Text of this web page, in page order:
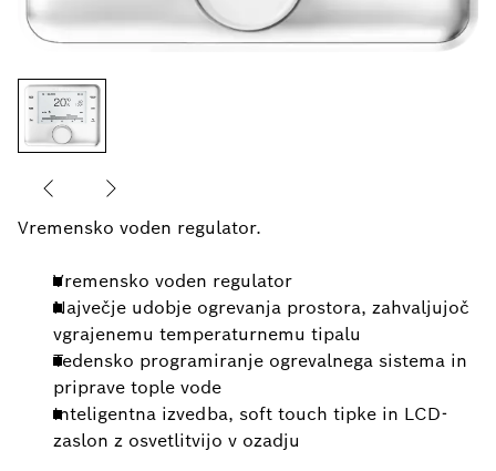
Vremensko voden regulator.
Vremensko voden regulator
Največje udobje ogrevanja prostora, zahvaljujoč
vgrajenemu temperaturnemu tipalu
Tedensko programiranje ogrevalnega sistema in
priprave tople vode
Inteligentna izvedba, soft touch tipke in LCD-
zaslon z osvetlitvijo v ozadju